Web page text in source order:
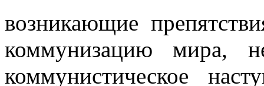
возникающие
коммунизацию мира,
коммунистическое